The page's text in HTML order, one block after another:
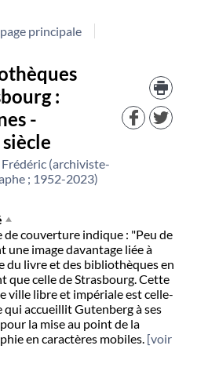
principale
:
-
Frédéric (archiviste-
; 1952-2023)
de couverture indique : "Peu de
une image davantage liée à
du livre et des bibliothèques en
que celle de Strasbourg. Cette
ville libre et impériale est celle-
qui accueillit Gutenberg à ses
la mise au point de la
en caractères mobiles. [voir